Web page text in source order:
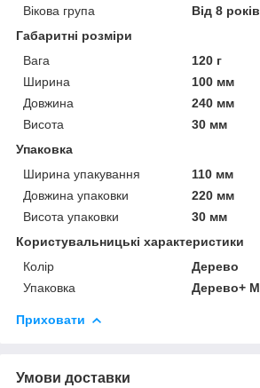
Вікова група
Від 8 років
Габаритні розміри
Вага
120 г
Ширина
100 мм
Довжина
240 мм
Висота
30 мм
Упаковка
Ширина упакування
110 мм
Довжина упаковки
220 мм
Висота упаковки
30 мм
Користувальницькі характеристики
Колір
Дерево
Упаковка
Дерево+
Приховати
Умови доставки